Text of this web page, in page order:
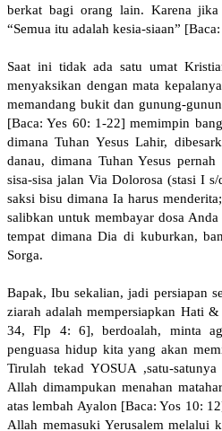
berkat bagi orang lain. Karena
“Semua itu adalah kesia-siaan”
Saat ini tidak ada satu umat
menyaksikan dengan mata
memandang bukit dan gunung-
[Baca: Yes 60: 1-22] memimpin
dimana Tuhan Yesus Lahir,
danau, dimana Tuhan Yesus
sisa-sisa jalan Via Dolorosa (stasi I
saksi bisu dimana Ia harus
salibkan untuk membayar dosa
tempat dimana Dia di kuburkan,
Sorga.
Bapak, Ibu sekalian, jadi persiapan
ziarah adalah mempersiapkan Hati
34, Flp 4: 6], berdoalah, minta
penguasa hidup kita yang akan
Tirulah tekad YOSUA ,satu-
Allah dimampukan menahan
atas lembah Ayalon [Baca: Yos 10:
Allah memasuki Yerusalem melalui